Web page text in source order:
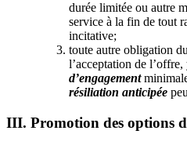
durée limitée ou autre
service à la fin de tout
incitative;
toute autre obligation
l’acceptation de
d’engagement
résiliation anticipée
III. Promotion des options